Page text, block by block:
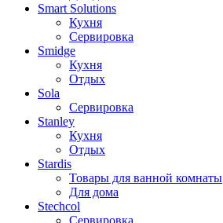
Smart Solutions
Кухня
Сервировка
Smidge
Кухня
Отдых
Sola
Сервировка
Stanley
Кухня
Отдых
Stardis
Товары для ванной комнаты
Для дома
Stechcol